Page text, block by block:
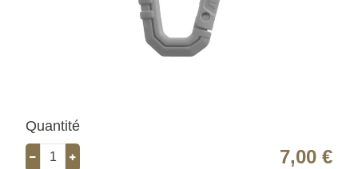
Quantité
7,00 €